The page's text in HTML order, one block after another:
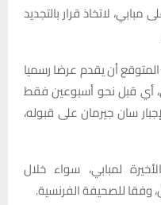
لاتخاذ قرار بالتجديد
أن يقدم عرضا رسميا
بعد 15 آب الجاري، أي قبل نحو أسبوعين فقط
سان جيرمان على قبوله،
لمبابي، سواء خلال
وفقا للصحيفة الفرنسية.